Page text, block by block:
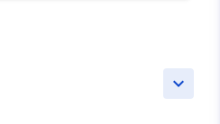
keyboard_arrow_down